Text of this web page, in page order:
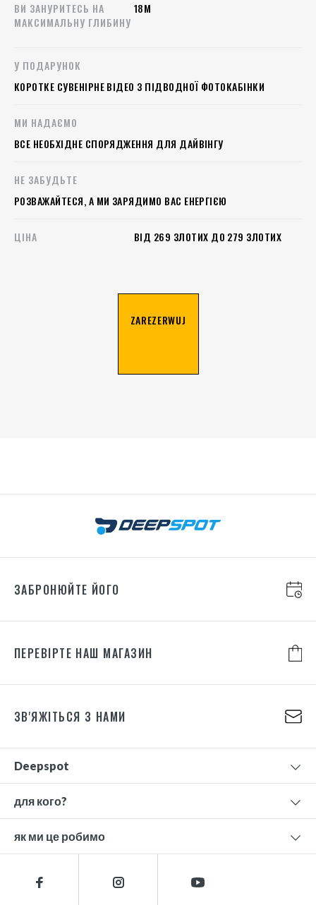
ВИ ЗАНУРИТЕСЬ НА
МАКСИМАЛЬНУ ГЛИБИНУ
18M
У ПОДАРУНОК
КОРОТКЕ СУВЕНІРНЕ ВІДЕО З ПІДВОДНОЇ ФОТОКАБІНКИ
МИ НАДАЄМО
ВСЕ НЕОБХІДНЕ СПОРЯДЖЕННЯ ДЛЯ ДАЙВІНГУ
НЕ ЗАБУДЬТЕ
РОЗВАЖАЙТЕСЯ, А МИ ЗАРЯДИМО ВАС ЕНЕРГІЄЮ
ЦІНА ВІД 269 ЗЛОТИХ ДО 279 ЗЛОТИХ
ZAREZERWUJ
ЗАБРОНЮЙТЕ ЙОГО
ПЕРЕВІРТЕ НАШ МАГАЗИН
ЗВ'ЯЖІТЬСЯ З НАМИ
Deepspot
для кого?
як ми це робимо